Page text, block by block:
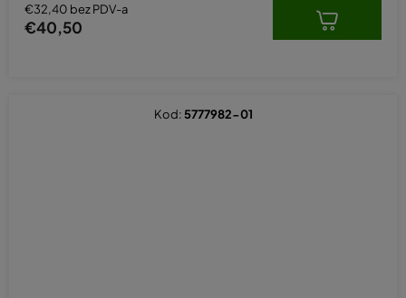
€32,40 bez PDV-a
€40,50
Kod: 5777982-01